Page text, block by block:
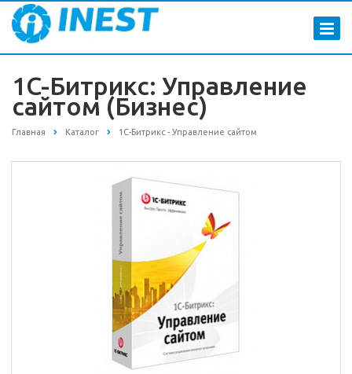
1C-Битрикс: Управление
сайтом (Бизнес)
Главная Каталог 1С-Битрикс - Управление сайтом